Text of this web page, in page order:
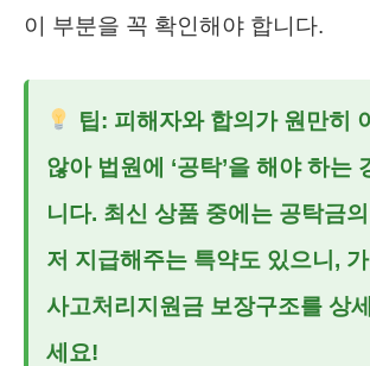
이 부분을 꼭 확인해야 합니다.
팁: 피해자와 합의가 원만히
않아 법원에 ‘공탁’을 해야 하는
니다. 최신 상품 중에는 공탁금
저 지급해주는 특약도 있으니, 가
사고처리지원금 보장구조를 상
세요!